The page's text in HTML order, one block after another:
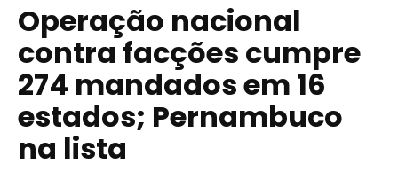
Operação nacional
contra facções cumpre
274 mandados em 16
estados; Pernambuco
na lista